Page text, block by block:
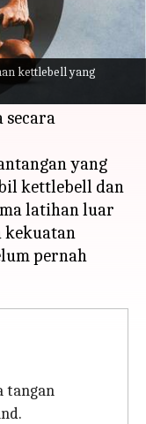
kettlebell yang
tulang rusuk
tegak.
tetap kuat demi
secara
yang
kettlebell dan
latihan luar
kekuatan
pernah
tangan